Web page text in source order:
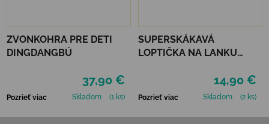
ZVONKOHRA PRE DETI
DINGDANGBÚ
37,90 €
Pozrieť viac Skladom (1 ks)
SUPERSKÁKAVÁ
LOPTIČKA NA LANKU
MOONSHINE - RED
14,90 €
Pozrieť viac Skladom (2 ks)